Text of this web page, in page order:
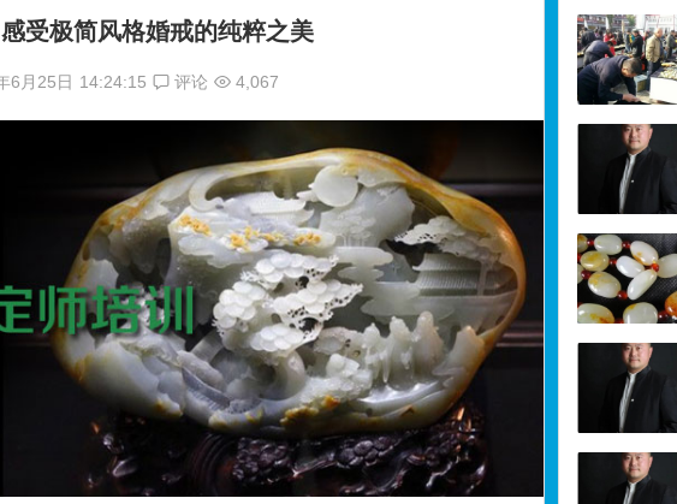
受极简风格婚戒的纯粹之美
6月25日 14:24:15 评论 4,067